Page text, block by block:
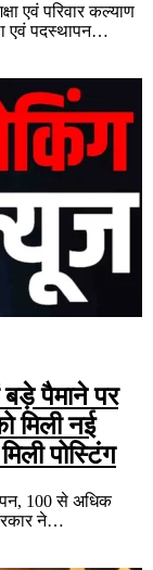
एवं परिवार कल्याण
एवं पदस्थापन…
पैमाने पर
मिली नई
पोस्टिंग
100 से अधिक
ने…